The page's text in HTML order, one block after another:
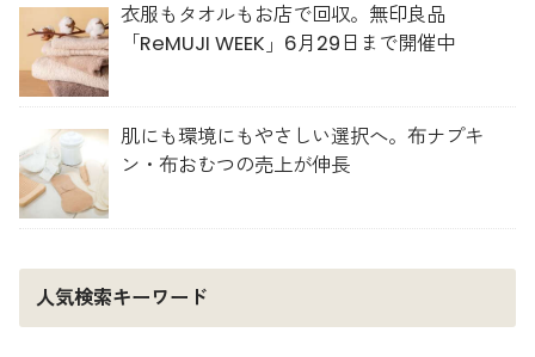
衣服もタオルもお店で回収。無印良品
「ReMUJI WEEK」6月29日まで開催中
肌にも環境にもやさしい選択へ。布ナプキ
ン・布おむつの売上が伸長
人気検索キーワード